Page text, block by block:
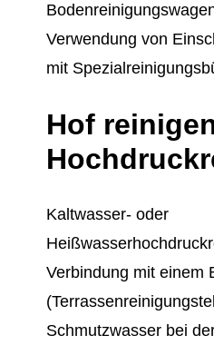
Verwendung von
mit
Hof
Kaltwasser- oder
Verbindung mit einem
Schmutzwasser bei